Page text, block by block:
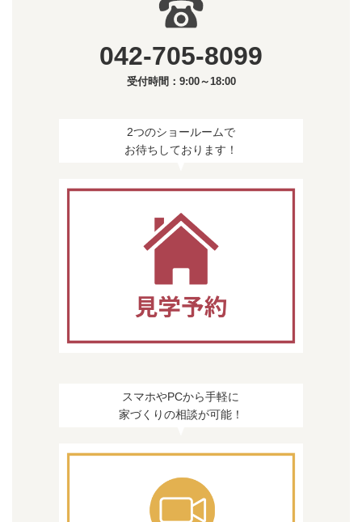
042-705-8099
受付時間：9:00～18:00
2つのショールームで
お待ちしております！
スマホやPCから手軽に
家づくりの相談が可能！